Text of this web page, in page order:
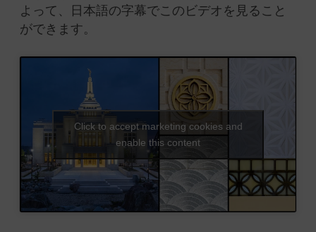
よって、日本語の字幕でこのビデオを見ること
ができます。
Click to accept marketing cookies and
enable this content